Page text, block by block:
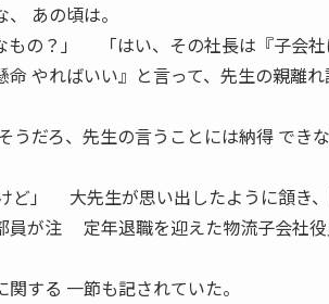
あの頃は。
もの？」 「はい、その社長は『子会社
やればいい』と言って、先生の親離
うだろ、先生の言うことには納得 でき
ど」 大先生が思い出したように頷き、
員が注 定年退職を迎えた物流子会社
する 一節も記されていた。